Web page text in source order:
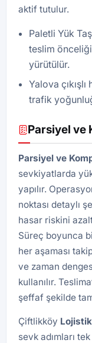
aktif tutulur.
Paletli Yük
teslim
yürütülür.
Yalova
trafik
Parsiyel ve
Parsiyel ve
sevkiyatlarda
yapılır.
noktası detaylı
hasar riskini
Süreç boyunca
her aşaması
ve zaman
kullanılır.
şeffaf şekilde
Çiftlikköy Lojistik
sevk adımları